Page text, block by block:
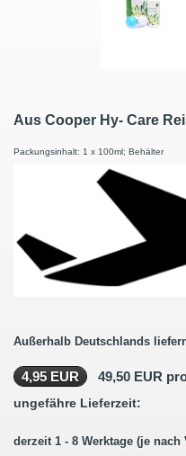
Packungsinhalt: 1 x 100ml; Behälter
Außerhalb Deutschlands liefern wir
4,95 EUR 49,50 EUR
ungefähre Lieferzeit:
derzeit 1 - 8 Werktage (je nach